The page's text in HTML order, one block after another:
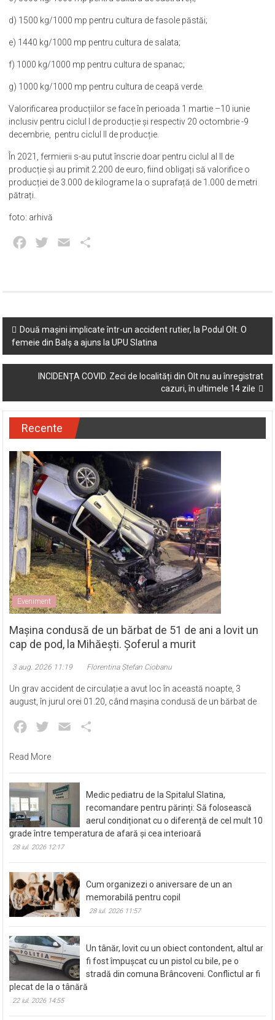
d) 1500 kg/1000 mp pentru cultura de fasole păstăi;
e) 1440 kg/1000 mp pentru cultura de salata;
f) 1000 kg/1000 mp pentru cultura de spanac;
g) 1000 kg/1000 mp pentru cultura de ceapă verde.
Valorificarea producțiilor se face în perioada 1 martie –10 iunie
inclusiv pentru ciclul I de producție și respectiv 20 octombrie -9
decembrie, pentru ciclul II de producție.
În 2021, fermierii s-au putut înscrie doar pentru ciclul al II de
producție și au primit 2.200 de euro, fiind obligați să valorifice o
producției de 3.000 de kilograme la o suprafață de 1.000 de metri
pătrați.
foto: arhivă
Facebook
Twitter Email
Post
navigation
Două mașini implicate într-un accident rutier, la Podul Olt. O
femeie din Balș a ajuns la UPU Slatina
INCIDENȚA COVID. Zeci de localități din Olt nu au înregistrat
cazuri, în ultimele 14 zile
Recente
Eveniment
Mașina condusă de un bărbat de 51 de ani a lovit un
cap de pod, la Mihăești. Șoferul a murit
3 aug. 2026 11:19 Florentina Ștefan Ciobanu
Un grav accident de circulație a avut loc în această noapte, 3
august, în jurul orei 01.20, când mașina condusă de un bărbat de
Facebook
Twitter Email
Read More
Medic pediatru de la Spitalul Slatina,
recomandare pentru părinți: Să folosească
aerul condiționat cu o diferență de cel mult 10
grade între temperatura de afară și cea interioară
28 iul. 2026 12:17
Cum organizezi o aniversare de un an
memorabilă pentru copil
28 iul. 2026 11:57
Un tânăr, lovit cu un obiect contondent, altul ar
fi fost împușcat cu un pistol cu bile, pe o
stradă din comuna Brâncoveni. Conflictul ar fi
plecat de la o tânără
22 iul. 2026 14:55